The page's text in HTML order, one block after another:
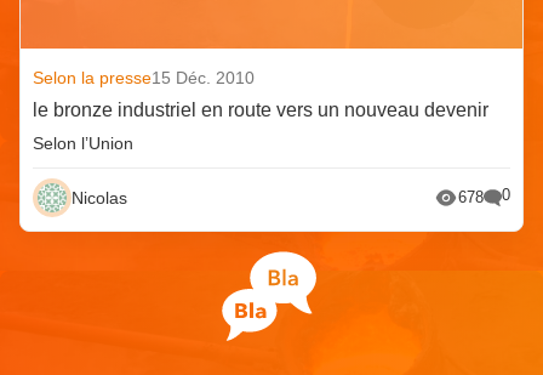
Selon la presse15 Déc. 2010
le bronze industriel en route vers un nouveau devenir
Selon l’Union
Nicolas 678 0